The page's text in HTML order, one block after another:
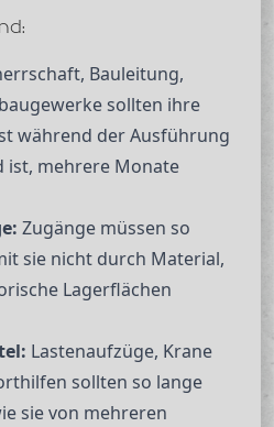
Bauleitung,
sollten ihre
während der Ausführung
ist, mehrere Monate
Zugänge müssen so
sie nicht durch Material,
Lagerflächen
Lastenaufzüge, Krane
sollten so lange
sie von mehreren